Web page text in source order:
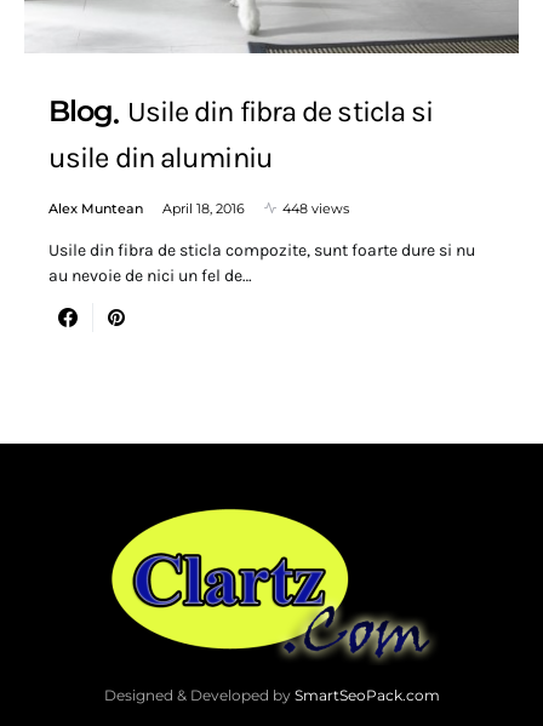
Blog Usile din fibra de sticla si
usile din aluminiu
Alex Muntean April 18, 2016 448 views
Usile din fibra de sticla compozite, sunt foarte dure si nu
au nevoie de nici un fel de…
Designed & Developed by SmartSeoPack.com